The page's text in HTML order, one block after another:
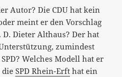
Autor? Die CDUhat kein
meint er den Vorschlag
Dieter Althaus? Der hat
zumindest
Welches Modell hat er
dieSPD Rhein-Erft hat ein